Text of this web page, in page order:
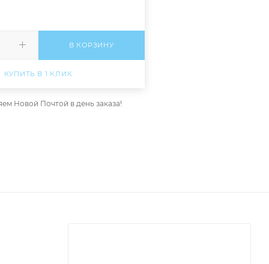
В КОРЗИНУ
КУПИТЬ В 1 КЛИК
Новой Почтой в день заказа!